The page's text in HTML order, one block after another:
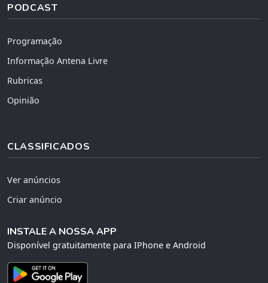
PODCAST
Programação
Informação Antena Livre
Rubricas
Opinião
CLASSIFICADOS
Ver anúncios
Criar anúncio
INSTALE A NOSSA APP
Disponível gratuitamente para IPhone e Android